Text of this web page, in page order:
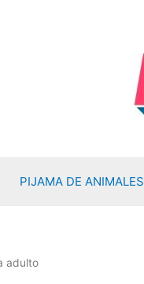
PIJAMA DE ANIMALES
adulto